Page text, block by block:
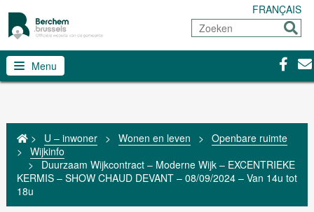
FRANÇAIS
Zoeken
Sturen
Menu
> U – inwoner > Wonen en leven > Openbare ruimte
> Wijkinfo
>
Duurzaam Wijkcontract – Moderne Wijk – EXCENTRIEKE
KERMIS – SHOW CHAUD DEVANT – 08/09/2024 – Van 14u tot
18u